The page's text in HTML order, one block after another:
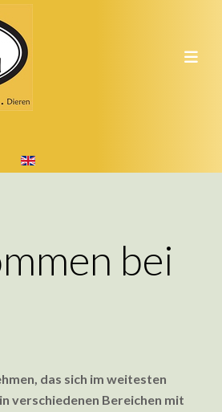
bei
das sich im weitesten
verschiedenen Bereichen mit